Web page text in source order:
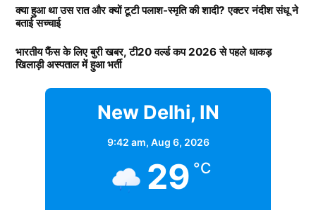
शुरूआत ‘ओम शांति ओम’ (2007) से की थी. इसके बाद उन्होंने
कभी पीछे मुड़ कर नहीं देखा. दीपिका अब तक ‘ये जवानी है
दीवानी’, ‘चेन्नई एक्सप्रेस’, ‘पद्मावत’, ‘बाजीराव मस्तानी’, और
‘पिकू’ जैसी कई ब्लॉकबस्टर फिल्में दे चुकी हैं. उनकी लोकप्रिय
फिल्मों में ‘कॉकटेल’, ‘छपाक’, ‘पठान’, ‘जवान’ और ‘कल्कि
2898 AD’ भी शामिल है.
2.आलिया भट्ट ( Alia Bhatt)
लिस्ट में दूसरा नाम बॉलीवुड ( Bollywood)
क्या हुआ था उस रात और क्यों टूटी पलाश-स्मृति की शादी? एक्टर नंदीश संधू ने
बताई सच्चाई
भारतीय फैंस के लिए बुरी खबर, टी20 वर्ल्ड कप 2026 से पहले धाकड़
खिलाड़ी अस्पताल में हुआ भर्ती
New Delhi, IN
9:42 am, Aug 6, 2026
29 °C